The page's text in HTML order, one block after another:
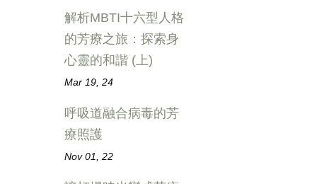
解析MBTI十六型人格
的芳療之旅：探索身
心靈的和諧 (上)
Mar 19, 24
呼吸道融合病毒的芳
療照護
Nov 01, 22